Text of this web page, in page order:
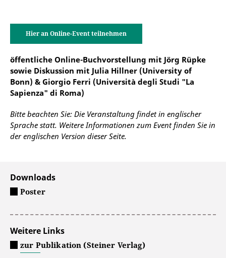
Hier an Online-Event teilnehmen
öffentliche Online-Buchvorstellung mit Jörg Rüpke
sowie Diskussion mit Julia Hillner (University of
Bonn) & Giorgio Ferri (Università degli Studi "La
Sapienza" di Roma)
Bitte beachten Sie: Die Veranstaltung findet in englischer
Sprache statt. Weitere Informationen zum Event finden Sie in
der englischen Version dieser Seite.
Downloads
Poster
Weitere Links
zur Publikation (Steiner Verlag)